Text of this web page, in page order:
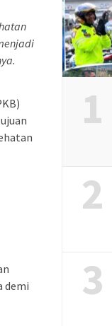
demi
1
2
3